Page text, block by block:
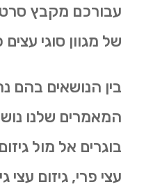
עבורכם מקבץ
של מגוון סוגי
בין הנושאים בהם
המאמרים שלנו
בוגרים אל מול
עצי פרי, גיזום עצי